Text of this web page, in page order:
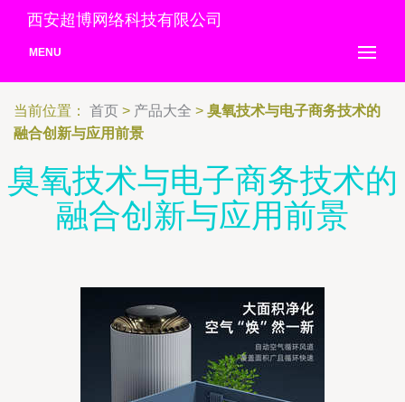
西安超博网络科技有限公司
MENU
当前位置： 首页 > 产品大全 > 臭氧技术与电子商务技术的
融合创新与应用前景
臭氧技术与电子商务技术的
融合创新与应用前景